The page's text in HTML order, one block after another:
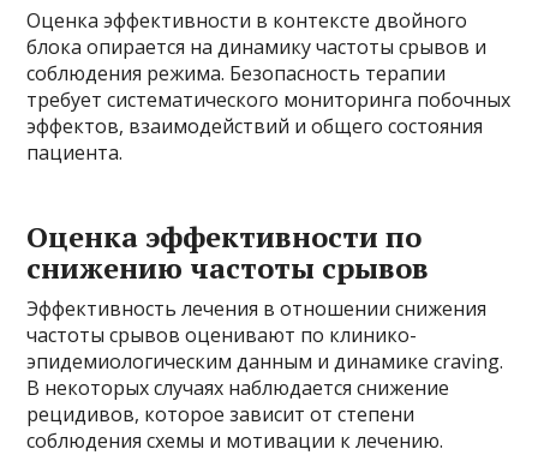
Оценка эффективности в контексте двойного
блока опирается на динамику частоты срывов и
соблюдения режима. Безопасность терапии
требует систематического мониторинга побочных
эффектов, взаимодействий и общего состояния
пациента.
Оценка эффективности по
снижению частоты срывов
Эффективность лечения в отношении снижения
частоты срывов оценивают по клинико-
эпидемиологическим данным и динамике craving.
В некоторых случаях наблюдается снижение
рецидивов, которое зависит от степени
соблюдения схемы и мотивации к лечению.